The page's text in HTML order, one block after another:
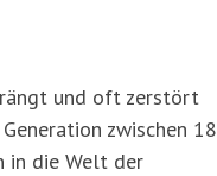
und oft zerstört
zwischen 18
in die Welt der